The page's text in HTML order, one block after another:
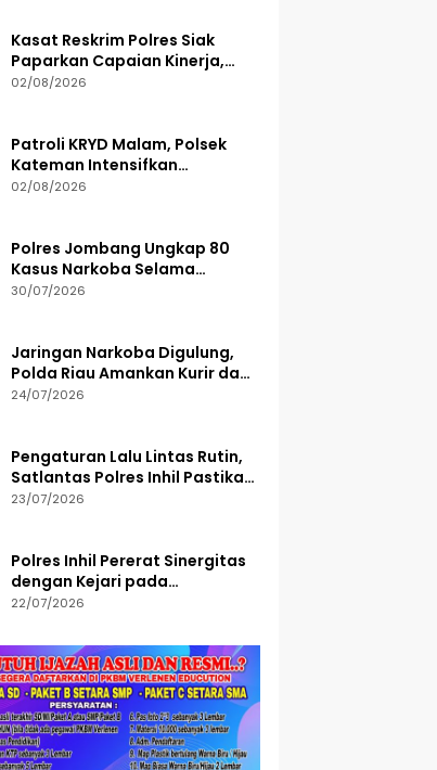
Kasat Reskrim Polres Siak
Paparkan Capaian Kinerja,
Tegaskan Siap Terima Kritik
02/08/2026
Patroli KRYD Malam, Polsek
Kateman Intensifkan
Pengamanan Balap Liar
02/08/2026
Polres Jombang Ungkap 80
Kasus Narkoba Selama
Semester I 2026, 113 Tersangka
30/07/2026
Jaringan Narkoba Digulung,
Polda Riau Amankan Kurir dan
Sita Barang Bukti Bernilai
24/07/2026
Pengaturan Lalu Lintas Rutin,
Satlantas Polres Inhil Pastikan
Arus Tetap Lancar
23/07/2026
Polres Inhil Pererat Sinergitas
dengan Kejari pada
Peringatan Hari Bakti
22/07/2026